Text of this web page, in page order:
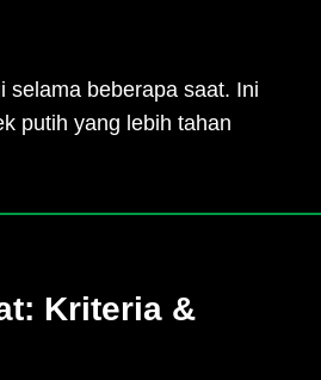
selama beberapa saat. Ini
putih yang lebih tahan
Kriteria &